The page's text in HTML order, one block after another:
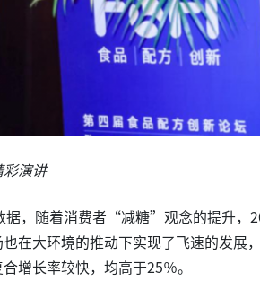
演讲
，随着消费者“减糖”观念的提升，
在大环境的推动下实现了飞速的发
增长率较快，均高于25％。